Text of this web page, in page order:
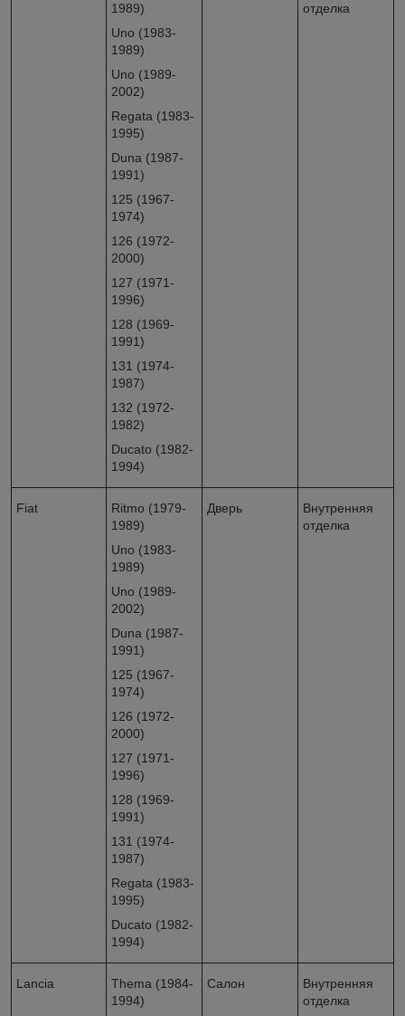
1989)
Uno (1983-
1989)
Uno (1989-
2002)
Regata (1983-
1995)
Duna (1987-
1991)
125 (1967-
1974)
126 (1972-
2000)
127 (1971-
1996)
128 (1969-
1991)
131 (1974-
1987)
132 (1972-
1982)
Ducato (1982-
1994)
отделка
Fiat
Ritmo (1979-
1989)
Uno (1983-
1989)
Uno (1989-
2002)
Duna (1987-
1991)
125 (1967-
1974)
126 (1972-
2000)
127 (1971-
1996)
128 (1969-
1991)
131 (1974-
1987)
Regata (1983-
1995)
Ducato (1982-
1994)
Дверь
Внутренняя
отделка
Lancia
Thema (1984-
1994)
Салон
Внутренняя
отделка